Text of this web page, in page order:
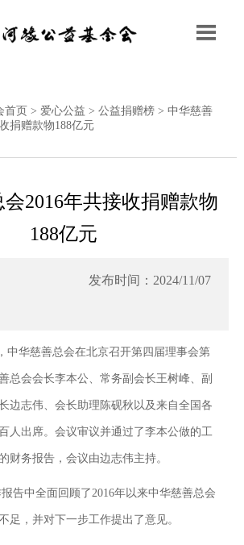

首页 > 爱心公益 > 公益捐赠榜> 中华慈善
捐赠款物188亿元
2016年共接收捐赠款物
188亿元
发布时间：2024/11/07
中华慈善总会在北京召开第四届理事会第
总会会长李本公、常务副会长王树峰、副
边志伟、会长助理陈砚秋以及来自全国各
人出席。会议审议并通过了李本公做的工
财务报告，会议由边志伟主持。
告中全面回顾了2016年以来中华慈善总会
足，并对下一步工作提出了意见。